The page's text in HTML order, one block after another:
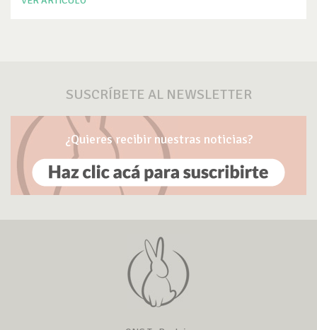
SUSCRÍBETE AL NEWSLETTER
¿Quieres recibir nuestras noticias?